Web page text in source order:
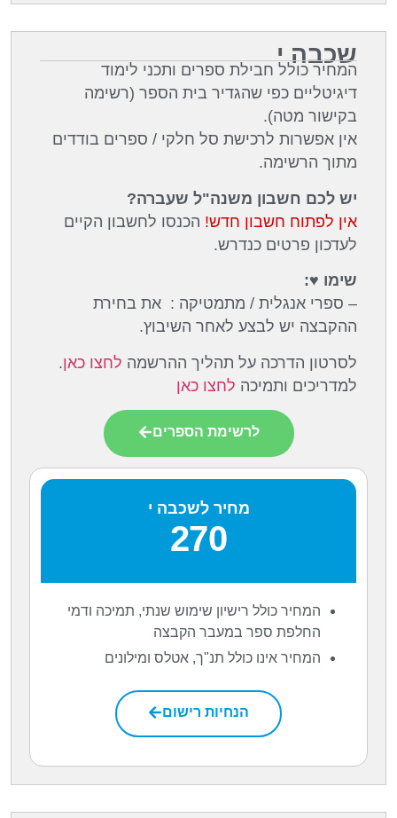
שכבה י
המחיר כולל חבילת ספרים ותכני לימוד
דיגיטליים כפי שהגדיר בית הספר (רשימה
בקישור מטה).
אין אפשרות לרכישת סל חלקי / ספרים בודדים
מתוך הרשימה.
יש לכם חשבון משנה"ל שעברה?
אין לפתוח חשבון חדש! הכנסו לחשבון הקיים
לעדכון פרטים כנדרש.
שימו ♥:
– ספרי אנגלית / מתמטיקה : את בחירת
ההקבצה יש לבצע לאחר השיבוץ.
לסרטון הדרכה על תהליך ההרשמה לחצו כאן.
למדריכים ותמיכה לחצו כאן
לרשימת הספרים
מחיר לשכבה י
270
המחיר כולל רישיון שימוש שנתי, תמיכה ודמי
החלפת ספר במעבר הקבצה
המחיר אינו כולל תנ"ך, אטלס ומילונים
הנחיות רישום